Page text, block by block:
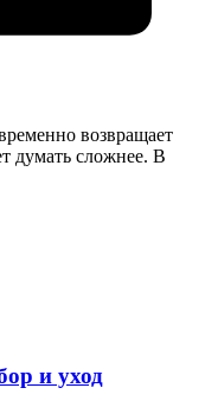
возвращает
думать сложнее. В
и уход